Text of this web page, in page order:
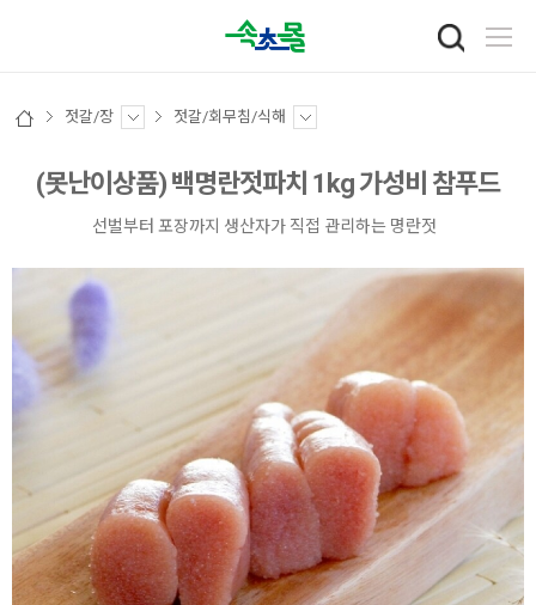
젓갈/장 젓갈/회무침/식해
(못난이상품) 백명란젓파치 1kg 가성비 참푸드
선벌부터 포장까지 생산자가 직접 관리하는 명란젓